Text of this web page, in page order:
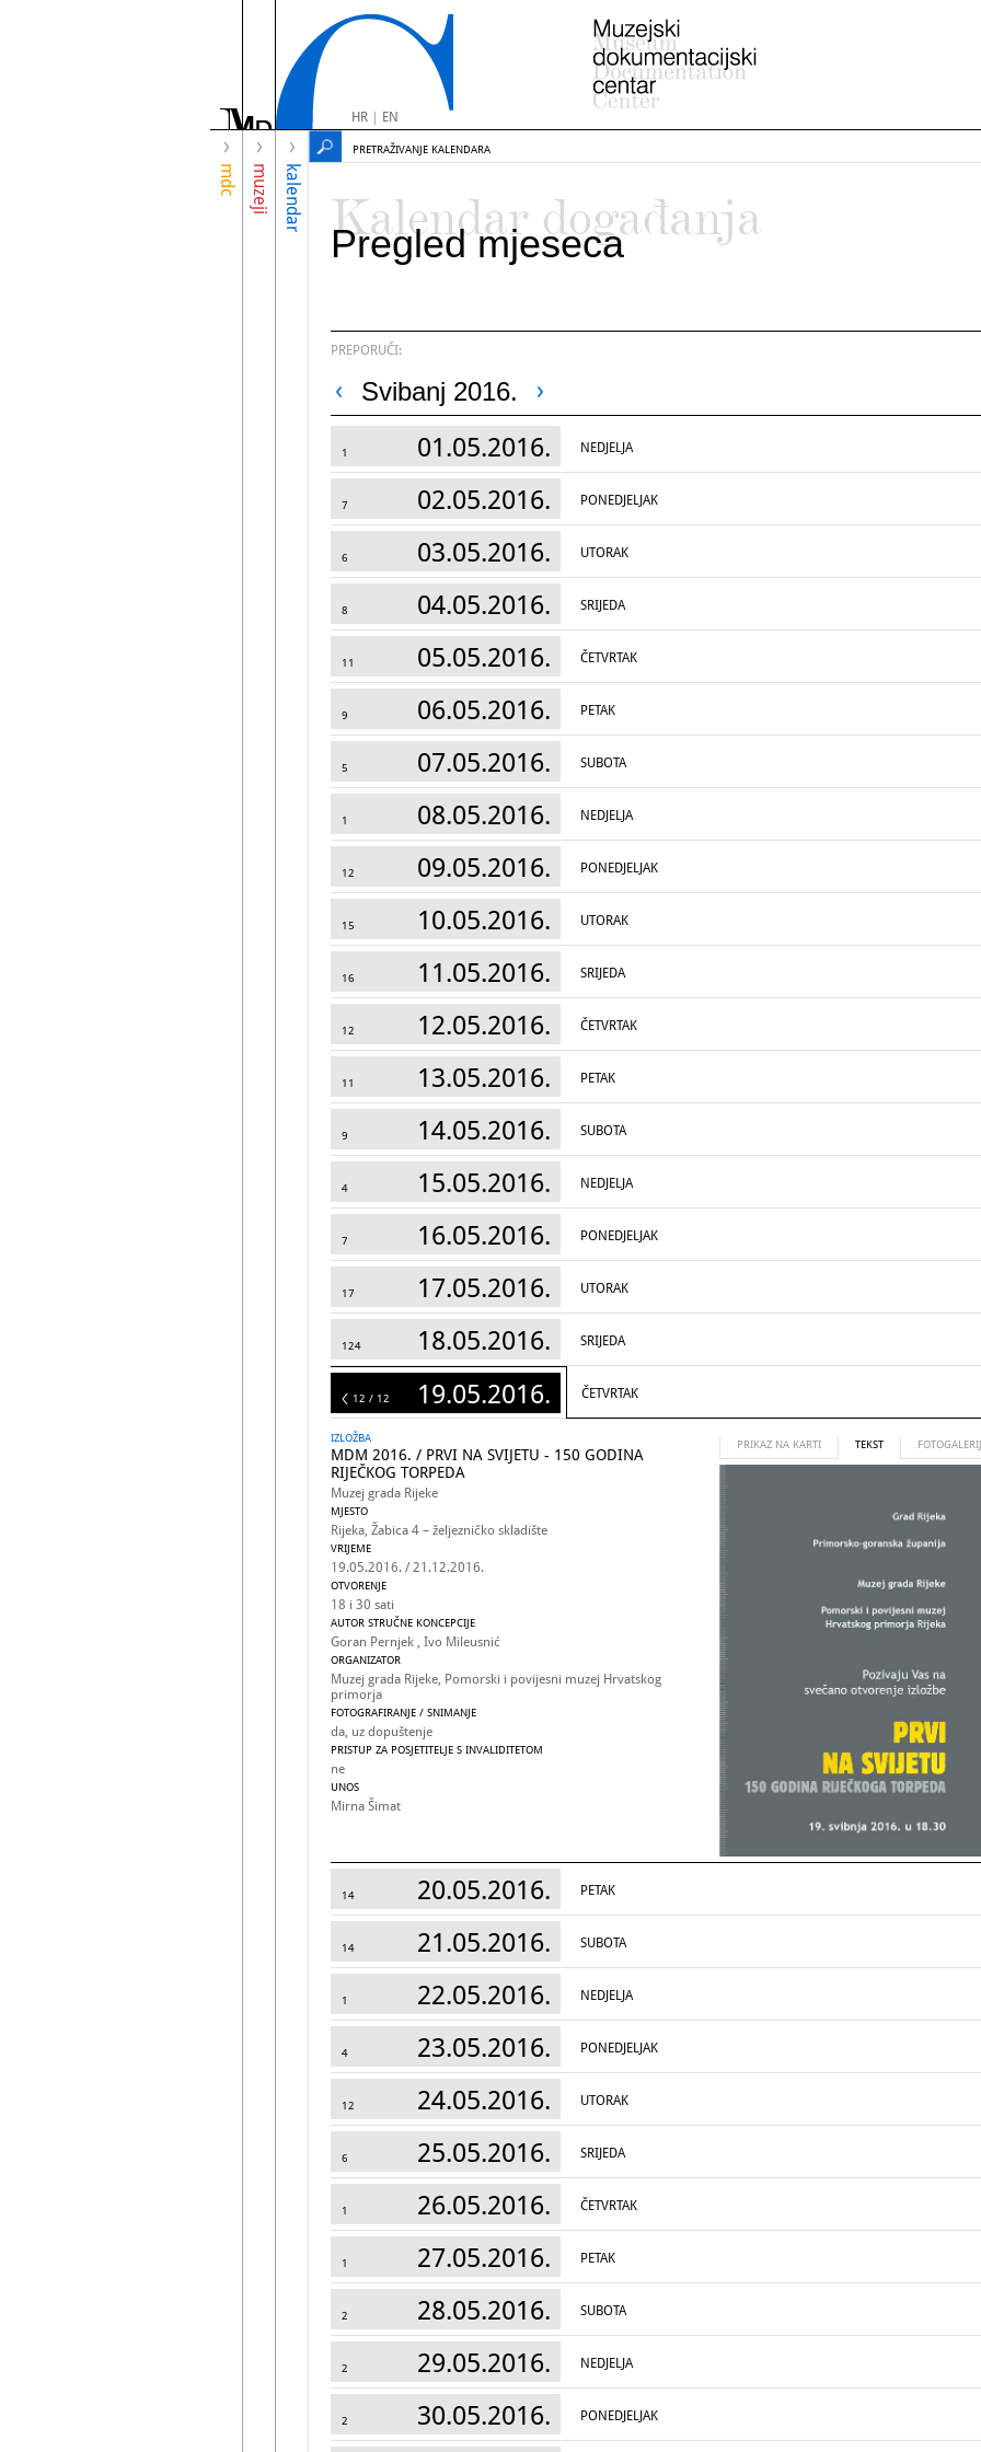
HR| EN
mdc muzeji kalendar
PRETRAŽIVANJE KALENDARA
Kalendar događanja
Pregled mjeseca
PREPORUČI:
Svibanj 2016.
1 01.05.2016. NEDJELJA
7 02.05.2016. PONEDJELJAK
6 03.05.2016. UTORAK
8 04.05.2016. SRIJEDA
11 05.05.2016. ČETVRTAK
9 06.05.2016. PETAK
5 07.05.2016. SUBOTA
1 08.05.2016. NEDJELJA
12 09.05.2016. PONEDJELJAK
15 10.05.2016. UTORAK
16 11.05.2016. SRIJEDA
12 12.05.2016. ČETVRTAK
11 13.05.2016. PETAK
9 14.05.2016. SUBOTA
4 15.05.2016. NEDJELJA
7 16.05.2016. PONEDJELJAK
17 17.05.2016. UTORAK
124 18.05.2016. SRIJEDA
12 19.05.2016. ČETVRTAK
12 / 12
IZLOŽBA
MDM 2016. / PRVI NA SVIJETU - 150 GODINA
RIJEČKOG TORPEDA
Muzej grada Rijeke
MJESTO
Rijeka, Žabica 4 – željezničko skladište
VRIJEME
19.05.2016. / 21.12.2016.
OTVORENJE
18 i 30 sati
AUTOR STRUČNE KONCEPCIJE
Goran Pernjek , Ivo Mileusnić
ORGANIZATOR
Muzej grada Rijeke, Pomorski i povijesni muzej Hrvatskog
primorja
FOTOGRAFIRANJE / SNIMANJE
da, uz dopuštenje
PRISTUP ZA POSJETITELJE S INVALIDITETOM
ne
UNOS
Mirna Šimat
PRIKAZ NA KARTI TEKST
izuma. Izvornim predmetima, maketama,
14 20.05.2016. PETAK
14 21.05.2016. SUBOTA
1 22.05.2016. NEDJELJA
4 23.05.2016. PONEDJELJAK
12 24.05.2016. UTORAK
6 25.05.2016. SRIJEDA
1 26.05.2016. ČETVRTAK
1 27.05.2016. PETAK
2 28.05.2016. SUBOTA
2 29.05.2016. NEDJELJA
2 30.05.2016. PONEDJELJAK